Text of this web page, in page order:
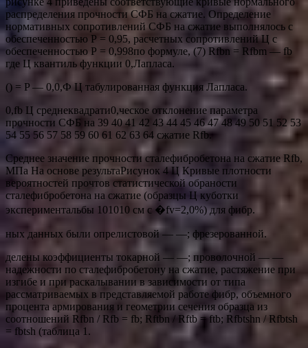
распределения прочности СФБ на сжатие. Определение
нормативных сопротивлений СФБ на сжатие выполнялось с
обеспеченностью Р = 0,95, расчетных сопротивлений Ц с
обеспеченностью Р = 0,998по формуле, (7) Rfbn = Rfbm — fb
где Ц квантиль функции 0,Лапласа.
() = P — 0,0,Ф Ц табулированная функция Лапласа.
0,fb Ц среднеквадрати0,ческое отклонение параметра
прочности СФБ на 39 40 41 42 43 44 45 46 47 48 49 50 51 52 53
54 55 56 57 58 59 60 61 62 63 64 сжатие Rfb.
Среднее значение прочности сталефибробетона на сжатие Rfb,
МПа На основе результаРисунок 4 Ц Кривые плотности
вероятностей прочтов статистической обраности
сталефибробетона на сжатие (образцы Ц куботки
экспериментальбы 101010 см с �fv=2,0%) для фибр.
ных данных были опрелистовой — —; фрезерованной.
делены коэффициенты токарной — —; проволочной — —
надежности по сталефибробетону на сжатие, растяжение при
изгибе и при раскалывании в зависимости от типа
рассматриваемых в представляемой работе фибр, объемного
процента армирования и геометрии сечения образца из
соотношений Rfbn / Rfb = fb; Rftbn / Rftb = ftb; Rfbtshn / Rfbtsh
= fbtsh (таблица 1.